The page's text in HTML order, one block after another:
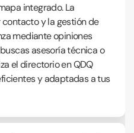
integrado. La
y la gestión de
mediante opiniones
asesoría técnica o
el directorio en QDQ
y adaptadas a tus